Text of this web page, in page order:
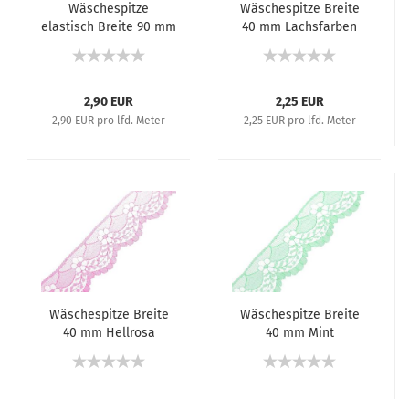
Wäschespitze
elastisch Breite 90 mm
2,90 EUR
2,90 EUR pro lfd. Meter
Wäschespitze Breite
40 mm Lachsfarben
2,25 EUR
2,25 EUR pro lfd. Meter
Wäschespitze Breite
40 mm Hellrosa
Wäschespitze Breite
40 mm Mint